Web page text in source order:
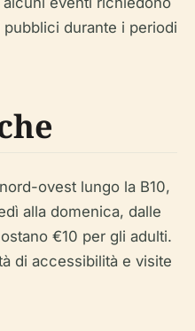
durante i periodi
ovest lungo la B10,
alla domenica, dalle
€10 per gli adulti.
di accessibilità e visite